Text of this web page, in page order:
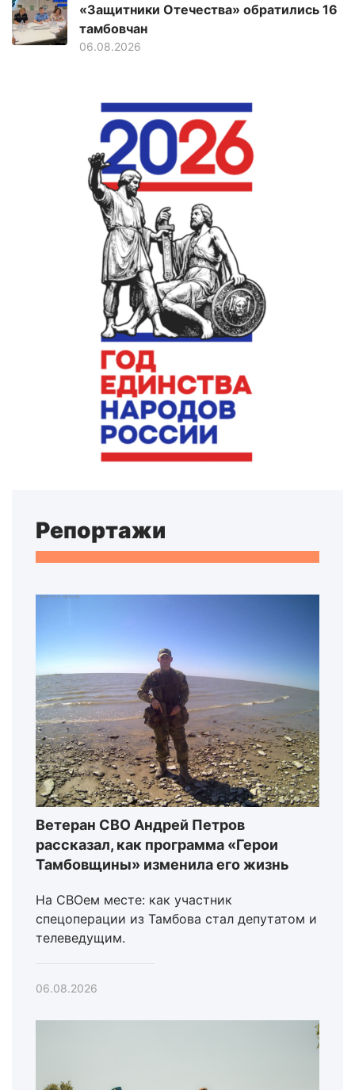
«Защитники Отечества» обратились 16
тамбовчан
06.08.2026
Репортажи
Ветеран СВО Андрей Петров
рассказал, как программа «Герои
Тамбовщины» изменила его жизнь
На СВОем месте: как участник
спецоперации из Тамбова стал депутатом и
телеведущим.
06.08.2026